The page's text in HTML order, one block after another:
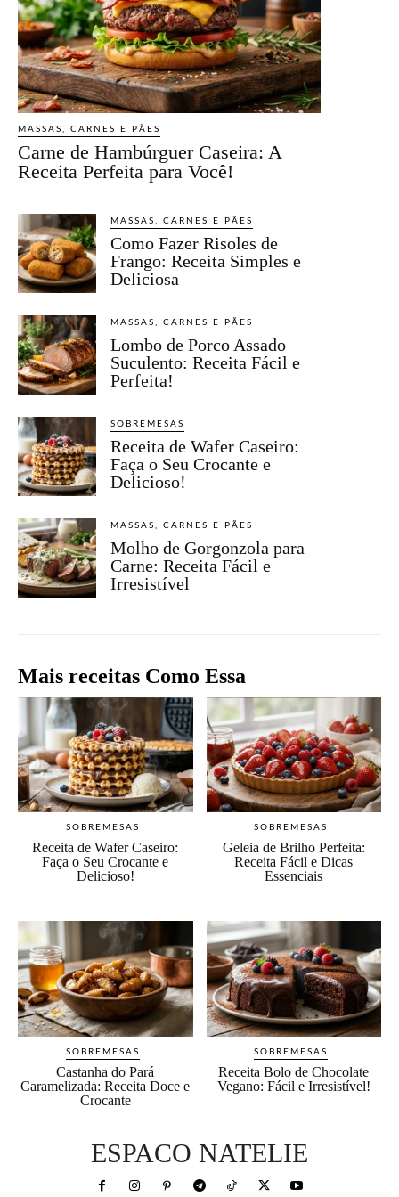
MASSAS, CARNES E PÃES
Carne de Hambúrguer Caseira: A
Receita Perfeita para Você!
MASSAS, CARNES E PÃES
Como Fazer Risoles de
Frango: Receita Simples e
Deliciosa
MASSAS, CARNES E PÃES
Lombo de Porco Assado
Suculento: Receita Fácil e
Perfeita!
SOBREMESAS
Receita de Wafer Caseiro:
Faça o Seu Crocante e
Delicioso!
MASSAS, CARNES E PÃES
Molho de Gorgonzola para
Carne: Receita Fácil e
Irresistível
Mais receitas Como Essa
SOBREMESAS
Receita de Wafer Caseiro:
Faça o Seu Crocante e
Delicioso!
SOBREMESAS
Geleia de Brilho Perfeita:
Receita Fácil e Dicas
Essenciais
SOBREMESAS
Castanha do Pará
Caramelizada: Receita Doce e
Crocante
SOBREMESAS
Receita Bolo de Chocolate
Vegano: Fácil e Irresistível!
ESPACO NATELIE